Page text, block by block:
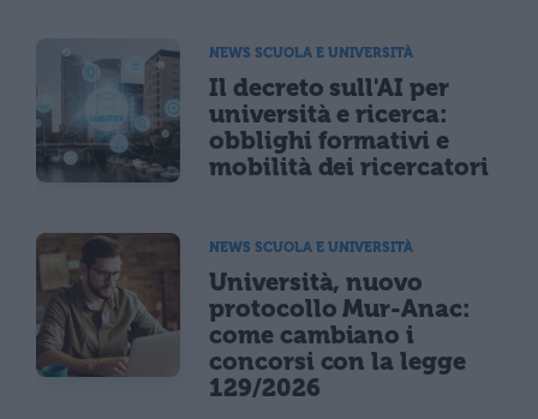
NEWS SCUOLA E UNIVERSITÀ
Il decreto sull'AI per
università e ricerca:
obblighi formativi e
mobilità dei ricercatori
NEWS SCUOLA E UNIVERSITÀ
Università, nuovo
protocollo Mur-Anac:
come cambiano i
concorsi con la legge
129/2026